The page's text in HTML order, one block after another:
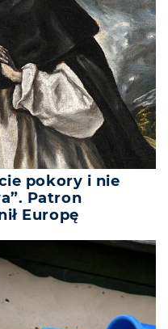
pokory i nie
Patron
Europę